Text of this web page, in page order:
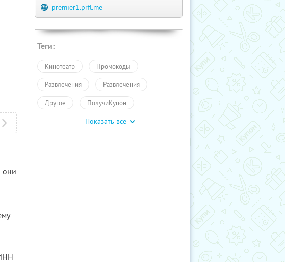
они
premier1.prfl.me
Теги:
Кинотеатр Промокоды
Развлечения Развлечения
Другое ПолучиКупон
Показать все